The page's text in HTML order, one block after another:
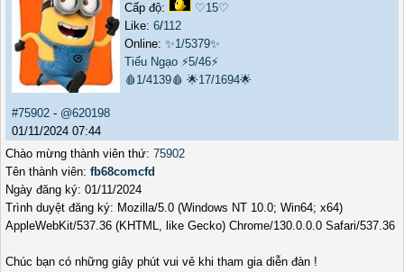
Cấp độ:
♡15♡
Like: 6/112
Online: ✨1/5379✨
Tiếu Ngạo ⚡5/46⚡
🩸1/4139🩸 🌟17/1694🌟
#75902 - @620198
01/11/2024 07:44
Chào mừng thành viên thứ: 75902
Tên thành viên: fb68comcfd
Ngày đăng ký: 01/11/2024
Trình duyệt đăng ký: Mozilla/5.0 (Windows NT 10.0; Win64; x64)
AppleWebKit/537.36 (KHTML, like Gecko) Chrome/130.0.0.0 Safari/537.36
Chúc bạn có những giây phút vui vẻ khi tham gia diễn đàn !